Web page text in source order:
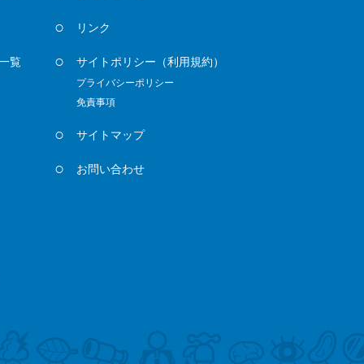
覧
リンク
サイトポリシー （利用規約）
プライバシーポリシー
免責事項
サイトマップ
お問い合わせ